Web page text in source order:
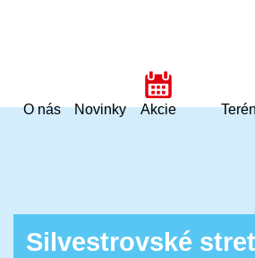
O nás Novinky Akcie
Silvestrovské